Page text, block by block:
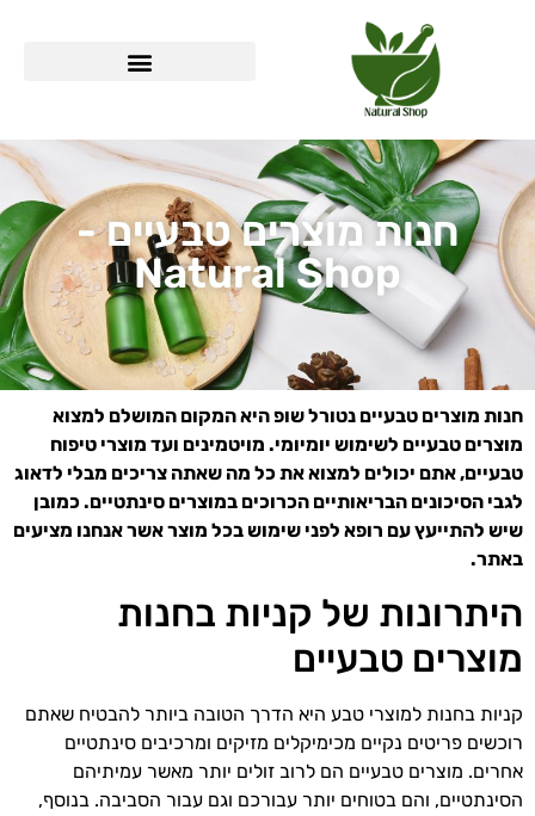
חנות מוצרים טבעיים -
Natural Shop
חנות מוצרים טבעיים נטורל שופ היא המקום המושלם למצוא
מוצרים טבעיים לשימוש יומיומי. מויטמינים ועד מוצרי טיפוח
טבעיים, אתם יכולים למצוא את כל מה שאתה צריכים מבלי לדאוג
לגבי הסיכונים הבריאותיים הכרוכים במוצרים סינתטיים. כמובן
שיש להתייעץ עם רופא לפני שימוש בכל מוצר אשר אנחנו מציעים
באתר.
היתרונות של קניות בחנות
מוצרים טבעיים
קניות בחנות למוצרי טבע היא הדרך הטובה ביותר להבטיח שאתם
רוכשים פריטים נקיים מכימיקלים מזיקים ומרכיבים סינתטיים
אחרים. מוצרים טבעיים הם לרוב זולים יותר מאשר עמיתיהם
הסינתטיים, והם בטוחים יותר עבורכם וגם עבור הסביבה. בנוסף,